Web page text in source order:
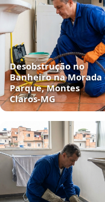
Desobstrução no
Banheiro na Morada
Parque, Montes
Claros‑MG